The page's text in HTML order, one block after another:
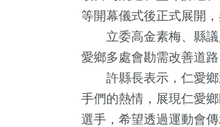
等開幕儀式後正式展開
立委高金素梅、縣議
愛鄉多處會勘需改善道
許縣長表示，仁愛鄉
手們的熱情，展現仁愛
選手，希望透過運動會
影視
1188+
政治
2
福建林
化專區